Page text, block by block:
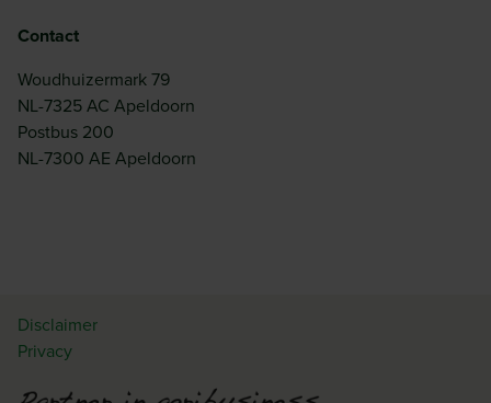
Contact
Woudhuizermark 79
NL-7325 AC Apeldoorn
Postbus 200
NL-7300 AE Apeldoorn
Disclaimer
Privacy